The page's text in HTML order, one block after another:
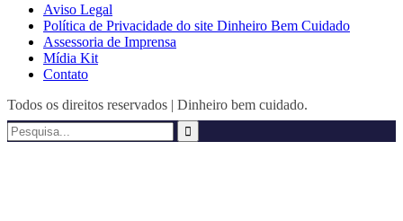
Aviso Legal
Política de Privacidade do site Dinheiro Bem Cuidado
Assessoria de Imprensa
Mídia Kit
Contato
Todos os direitos reservados | Dinheiro bem cuidado.